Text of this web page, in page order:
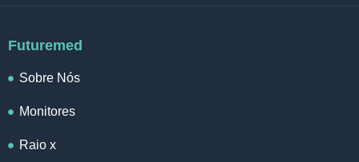
Futuremed
Sobre Nós
Monitores
Raio x